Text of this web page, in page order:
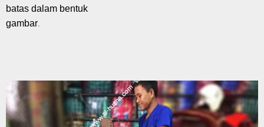
batas dalam bentuk
gambar.